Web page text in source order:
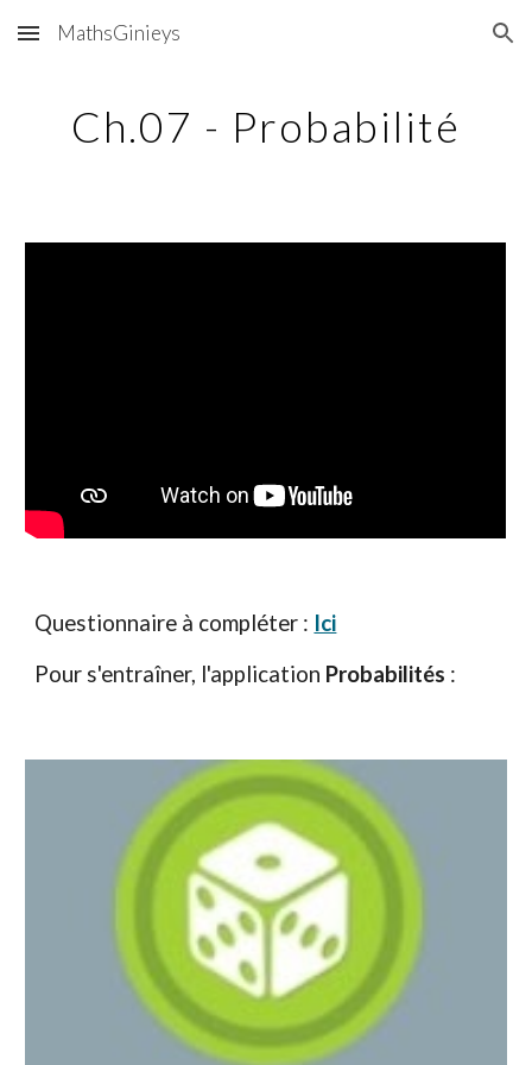
Skip to main content Skip to navigation
MathsGinieys
Ch.07 - Probabilité
Questionnaire à compléter : Ici
Pour s'entraîner, l'application Probabilités :